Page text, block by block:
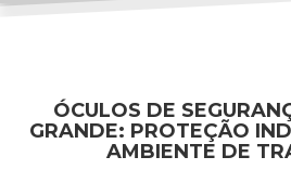
ÓCULOS DE
GRANDE: PROTEÇÃO
AMBIENTE DE